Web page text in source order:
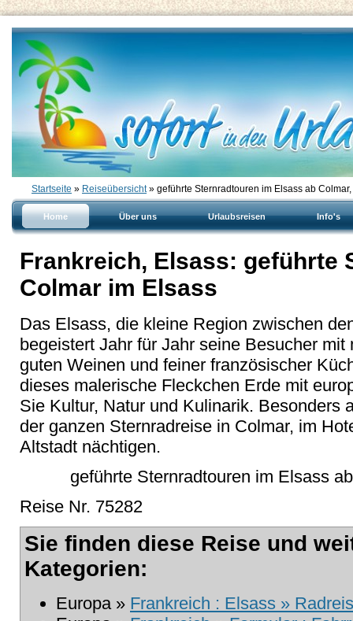
Startseite » Reiseübersicht» geführte Sternradtouren im Elsass ab
Home Über uns Urlaubsreisen Info's
Frankreich, Elsass: geführte
Colmar im Elsass
Das Elsass, die kleine Region zwischen
begeistert Jahr für Jahr seine Besucher
guten Weinen und feiner französischer
dieses malerische Fleckchen Erde mit
Sie Kultur, Natur und Kulinarik. Besonders
der ganzen Sternradreise in Colmar, im
Altstadt nächtigen.
geführte Sternradtouren im Elsass
Reise Nr. 75282
Sie finden diese Reise und
Kategorien:
Europa » Frankreich : Elsass »